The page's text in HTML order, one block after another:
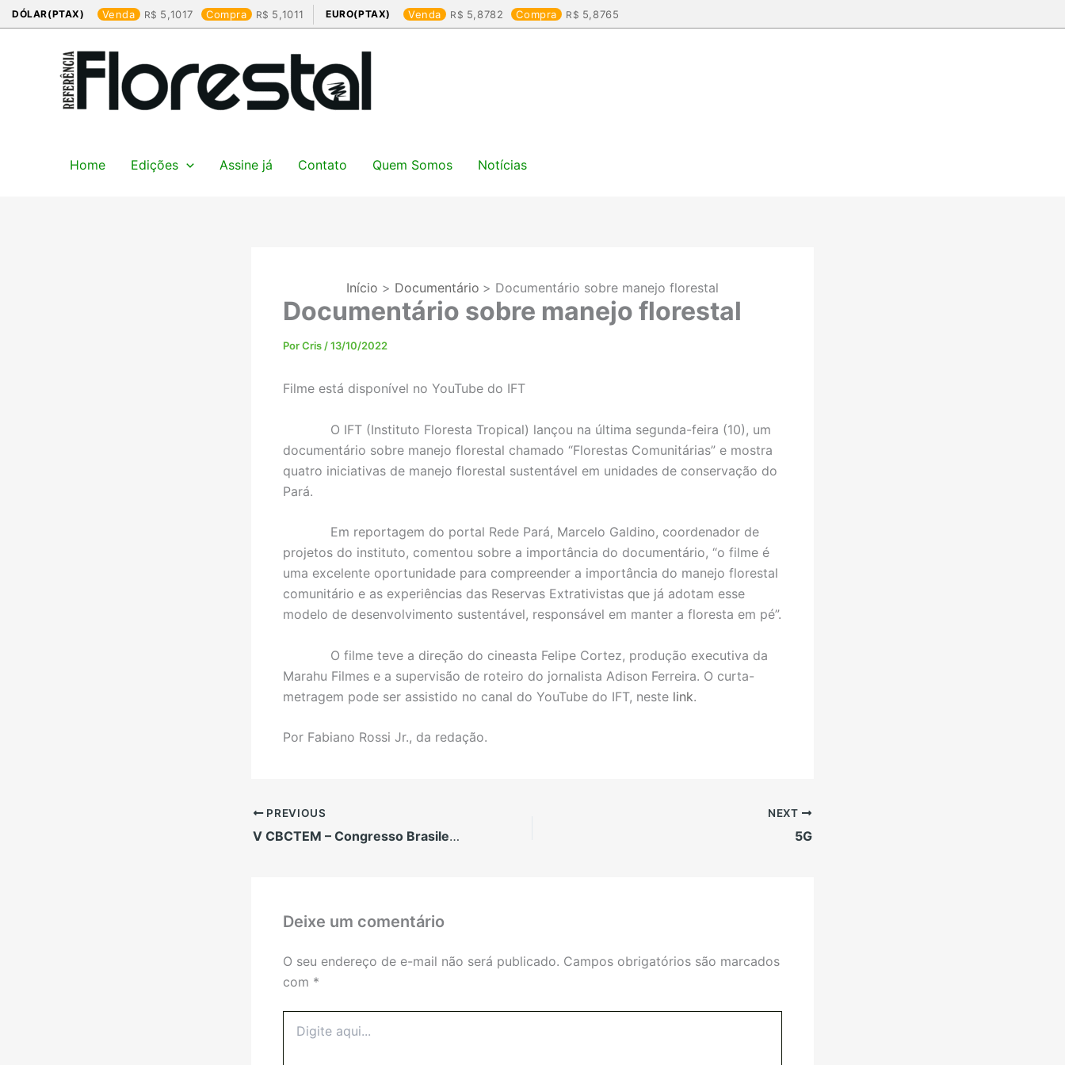
DÓLAR(PTAX) Venda 5,1017 Compra 5,1011 EURO(PTAX) Venda 5,8782 Compra 5,8765
para
Home Edições Assine já Contato Quem Somos Notícias
Início Documentário Documentário sobre manejo florestal
Documentário sobre manejo florestal
PorCris /13/10/2022
Filme está disponível no YouTube do IFT
O IFT (Instituto Floresta Tropical) lançou na última segunda-feira (10), um
documentário sobre manejo florestal chamado “Florestas Comunitárias” e mostra
quatro iniciativas de manejo florestal sustentável em unidades de conservação do
Pará.
Em reportagem do portal Rede Pará, Marcelo Galdino, coordenador de
projetos do instituto, comentou sobre a importância do documentário, “o filme é
uma excelente oportunidade para compreender a importância do manejo florestal
comunitário e as experiências das Reservas Extrativistas que já adotam esse
modelo de desenvolvimento sustentável, responsável em manter a floresta em pé”.
O filme teve a direção do cineasta Felipe Cortez, produção executiva da
Marahu Filmes e a supervisão de roteiro do jornalista Adison Ferreira. O curta-
metragem pode ser assistido no canal do YouTube do IFT, neste link.
Por Fabiano Rossi Jr., da redação.
PREVIOUS
V CBCTEM – Congresso Brasileiro de Ciência e Tecnologia da Madeira
NEXT
5G
Deixe um comentário
O seu endereço de e-mail não será publicado. Campos obrigatórios são marcados
com *
aqui...